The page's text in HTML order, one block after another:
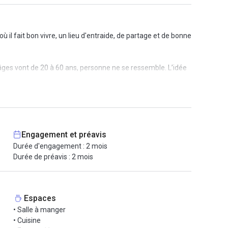
il fait bon vivre, un lieu d'entraide, de partage et de bonne
vont de 20 à 60 ans, personne ne se ressemble. L’idée
au sud avec des fenêtres hautes (3m30 sous plafond) ce
une blague, une vraie boule à facettes !).
: un vrai petit coin de campagne au cœur de Paris !
un bureau fixe avec casier sécurisé. Une offre spéciale
Engagement et préavis
Durée d'engagement : 2 mois
Durée de préavis : 2 mois
Espaces
• Salle à manger
• Cuisine